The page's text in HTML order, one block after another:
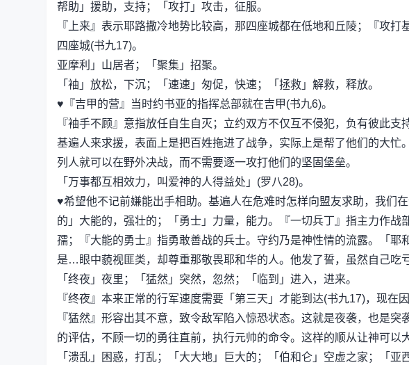
帮助」援助，支持；「攻打」攻击，征服。
『上来』表示耶路撒冷地势比较高，那四座城都在低地和丘陵；『攻
四座城(书九17)。
亚摩利」山居者；「聚集」招聚。
「袖」放松，下沉；「速速」匆促，快速；「拯救」解救，释放。
♥『吉甲的营』当时约书亚的指挥总部就在吉甲(书九6)。
『袖手不顾』意指放任自生自灭；立约双方不仅互不侵犯，负有彼此支
基遍人来求援，表面上是把百姓拖进了战争，实际上是帮了他们的大
列人就可以在野外决战，而不需要逐一攻打他们的坚固堡垒。
「万事都互相效力，叫爱神的人得益处」(罗八28)。
♥希望他不记前嫌能出手相助。基遍人在危难时怎样向盟友求助，我们
的」大能的，强壮的；「勇士」力量，能力。『一切兵丁』指主力作战
孺；『大能的勇士』指勇敢善战的兵士。守约乃是神性情的流露。「
是…眼中藐视匪类，却尊重那敬畏耶和华的人。他发了誓，虽然自己吃
「终夜」夜里；「猛然」突然，忽然；「临到」进入，进来。
『终夜』本来正常的行军速度需要「第三天」才能到达(书九17)，现在
『猛然』形容出其不意，致令敌军陷入惊恐状态。这就是夜袭，也是
的评估，不顾一切的勇往直前，执行元帅的命令。这样的顺从让神可以
「溃乱」困惑，打乱；「大大地」巨大的；「伯和仑」空虚之家；「亚